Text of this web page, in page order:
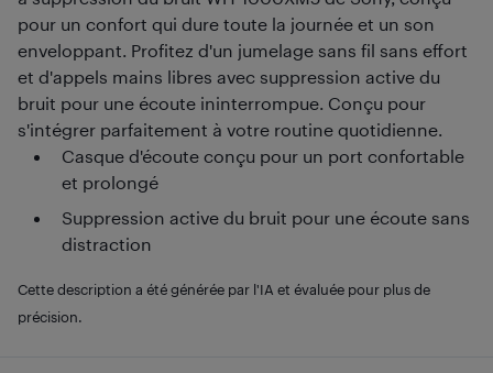
pour un confort qui dure toute la journée et un son
enveloppant. Profitez d'un jumelage sans fil sans effort
et d'appels mains libres avec suppression active du
bruit pour une écoute ininterrompue. Conçu pour
s'intégrer parfaitement à votre routine quotidienne.
Casque d'écoute conçu pour un port confortable
et prolongé
Suppression active du bruit pour une écoute sans
distraction
Cette description a été générée par l'IA et évaluée pour plus de
précision.